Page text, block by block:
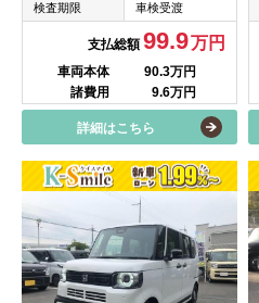
検査期限 車検受渡
支払総額99.9万円
車両本体
90.3万円
諸費用
9.6万円
詳細はこちら